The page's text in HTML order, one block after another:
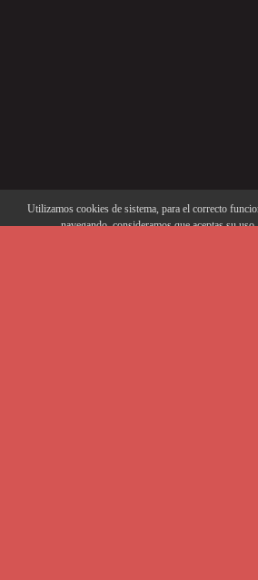
Utilizamos cookies de sistema, para el correcto
navegando, consideramos que aceptas su